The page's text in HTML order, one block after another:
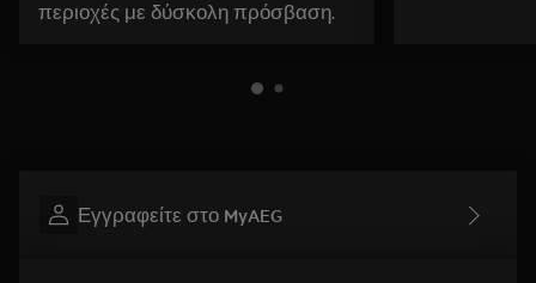
περιοχές με δύσκολη πρόσβαση.
Εγγραφείτε στο MyAEG